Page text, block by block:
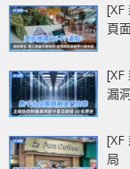
[XF
頁
[XF
漏
[XF
局